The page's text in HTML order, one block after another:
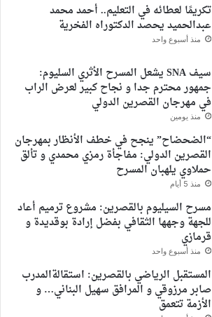
تكريمًا لعطائه في التعليم.. أحمد محمد
عبدالحميد يحصد الدكتوراه الفخرية
منذ أسبوع واحد
سيف SNA يشعل المسرح الأثري السليوم:
جمهور محترم جدا و نجاح كبير لعرض الراب
في مهرجان القصرين الدولي
منذ يومين
“الضحضاح” ينجح في خطف الأنظار بمهرجان
القصرين الدولي: مفاجأة رمزي محمدي و تألق
حملاوي يلهبان المسرح
منذ 5 أيام
مسرح السيليوم بالقصرين: مشروع ترميم أعاد
للجهة وجهها الثقافي بفضل إرادة بوقديدة و
قرمازي
منذ أسبوع واحد
المستقبل الرياضي بالقصرين: استقالةالمدرب
صابر مرزوقي و المرافق سهيل البناني… و
الأزمة تتعمق